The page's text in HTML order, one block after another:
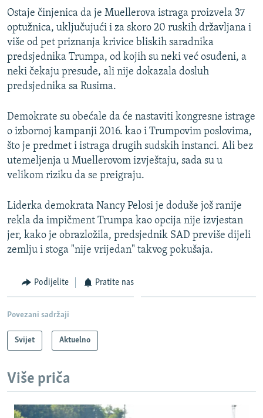
​Ostaje činjenica da je Muellerova istraga proizvela 37
optužnica, uključujući i za skoro 20 ruskih državljana i
više od pet priznanja krivice bliskih saradnika
predsjednika Trumpa, od kojih su neki već osuđeni, a
neki čekaju presude, ali nije dokazala dosluh
predsjednika sa Rusima.
Demokrate su obećale da će nastaviti kongresne istrage
o izbornoj kampanji 2016. kao i Trumpovim poslovima,
što je predmet i istraga drugih sudskih instanci. Ali bez
utemeljenja u Muellerovom izvještaju, sada su u
velikom riziku da se preigraju.
Liderka demokrata Nancy Pelosi je doduše još ranije
rekla da impičment Trumpa kao opcija nije izvjestan
jer, kako je obrazložila, predsjednik SAD previše dijeli
zemlju i stoga "nije vrijedan" takvog pokušaja.
Podijelite Pratite nas
Povezani sadržaji
Svijet Aktuelno
Više priča